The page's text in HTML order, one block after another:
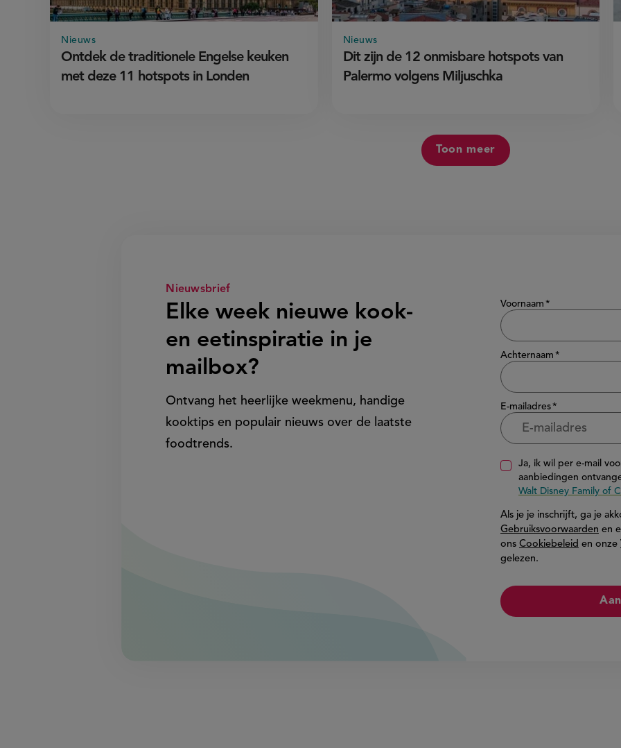
Ontdek de traditionele Engelse keuken
met deze 11 hotspots in Londen
Nieuws
Dit zijn de 12 onmisbare hotspots van
Palermo volgens Miljuschka
Nieuws
Toon meer
Nieuwsbrief
Elke week nieuwe kook-
en eetinspiratie in je
mailbox?
Ontvang het heerlijke weekmenu, handige
kooktips en populair nieuws over de laatste
foodtrends.
Show/hide
Voornaam
Achternaam
E-mailadres
Ja, ik wil per e-mail
aanbiedingen
Walt Disney Family of
Als je je inschrijft, ga je
Gebruiksvoorwaarden en
ons Cookiebeleid en onze
gelezen.